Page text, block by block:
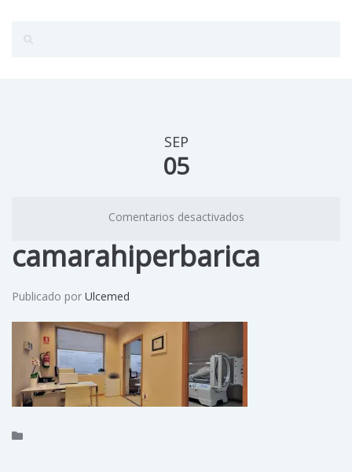
SEP
05
Comentarios desactivados
camarahiperbarica
Publicado por Ulcemed